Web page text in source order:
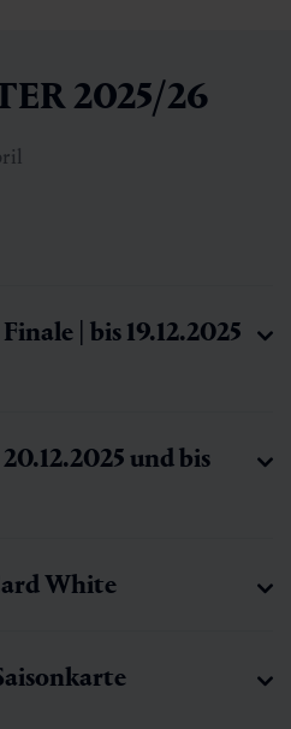
2025/26
| bis 19.12.2025
und bis
White